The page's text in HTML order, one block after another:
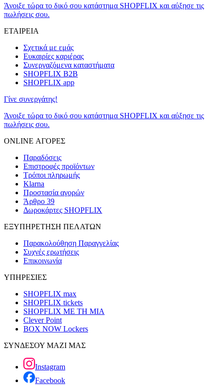
Άνοιξε τώρα το δικό σου κατάστημα SHOPFLIX και αύξησε τις
πωλήσεις σου.
ΕΤΑΙΡΕΙΑ
Σχετικά με εμάς
Ευκαιρίες καριέρας
Συνεργαζόμενα καταστήματα
SHOPFLIX B2B
SHOPFLIX app
Γίνε συνεργάτης!
Άνοιξε τώρα το δικό σου κατάστημα SHOPFLIX και αύξησε τις
πωλήσεις σου.
ONLINE ΑΓΟΡΕΣ
Παραδόσεις
Επιστροφές προϊόντων
Τρόποι πληρωμής
Klarna
Προστασία αγορών
Άρθρο 39
Δωροκάρτες SHOPFLIX
ΕΞΥΠΗΡΕΤΗΣΗ ΠΕΛΑΤΩΝ
Παρακολούθηση Παραγγελίας
Συχνές ερωτήσεις
Επικοινωνία
ΥΠΗΡΕΣΙΕΣ
SHOPFLIX max
SHOPFLIX tickets
SHOPFLIX ΜΕ ΤΗ ΜΙΑ
Clever Point
BOX NOW Lockers
ΣΥΝΔΕΣΟΥ ΜΑΖΙ ΜΑΣ
Instagram
Facebook